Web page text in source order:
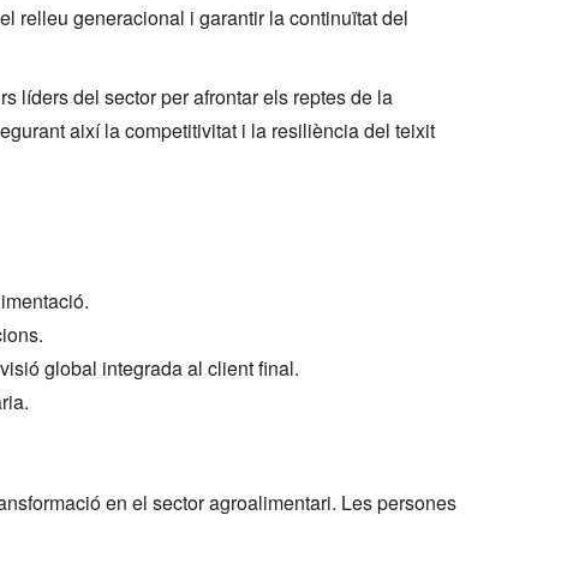
relleu generacional i garantir la continuïtat del
líders del sector per afrontar els reptes de la
així la competitivitat i la resiliència del teixit
global integrada al client final.
en el sector agroalimentari. Les persones